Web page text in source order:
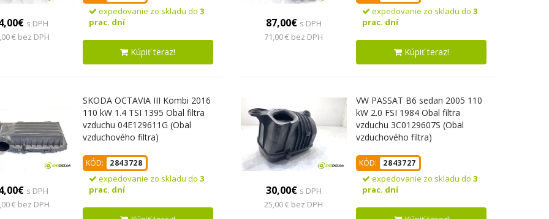
s DPH
€ bez DPH
expedovanie zo skladu do 3
prac. dní
Kúpiť teraz!
87,00€ s DPH
71,00 € bez DPH
expedovanie zo skladu do3
prac. dní
Kúpiť teraz!
s DPH
€ bez DPH
SKODA OCTAVIA III Kombi 2016
110 kW 1.4 TSI 1395 Obal filtra
vzduchu 04E129611G (Obal
vzduchového filtra)
KÓD: 2843728
expedovanie zo skladu do 3
prac. dní
30,00€ s DPH
25,00 € bez DPH
VW PASSAT B6 sedan 2005 110
kW 2.0 FSI 1984 Obal filtra
vzduchu 3C0129607S (Obal
vzduchového filtra)
KÓD: 2843727
expedovanie zo skladu do3
prac. dní